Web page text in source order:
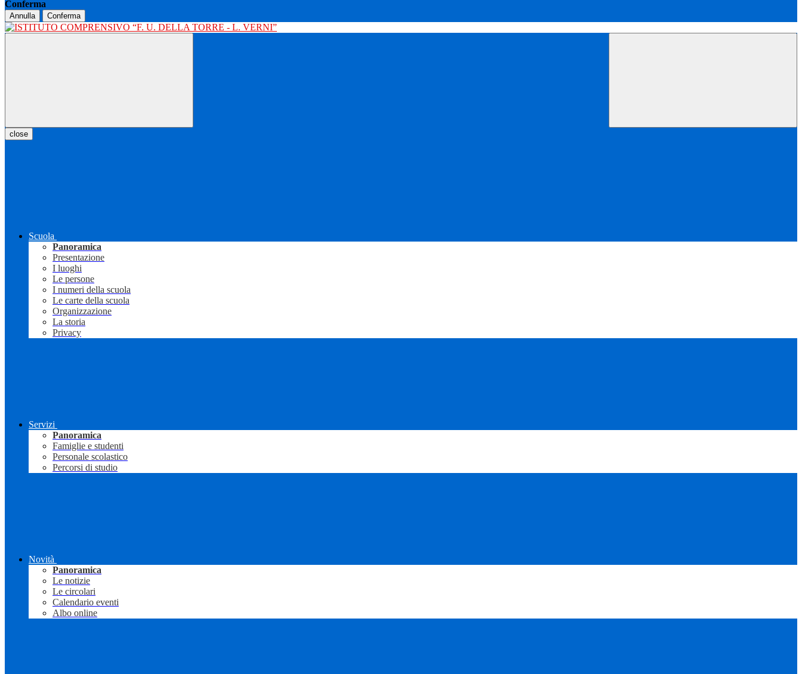
Conferma
Annulla Conferma
close
Scuola
Panoramica
Presentazione
I luoghi
Le persone
I numeri della scuola
Le carte della scuola
Organizzazione
La storia
Privacy
Servizi
Panoramica
Famiglie e studenti
Personale scolastico
Percorsi di studio
Novità
Panoramica
Le notizie
Le circolari
Calendario eventi
Albo online